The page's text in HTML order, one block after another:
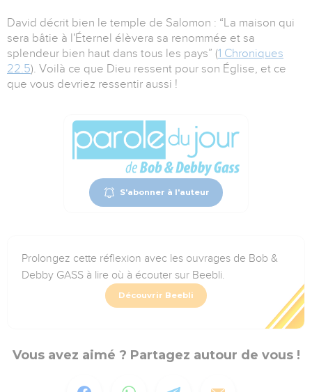
David décrit bien le temple de Salomon : “La maison qui
sera bâtie à l'Éternel élèvera sa renommée et sa
splendeur bien haut dans tous les pays” (1 Chroniques
22.5). Voilà ce que Dieu ressent pour son Église, et ce
que vous devriez ressentir aussi !
S'abonner à l'auteur
Prolongez cette réflexion avec les ouvrages de Bob &
Debby GASS à lire où à écouter sur Beebli.
Découvrir Beebli
Vous avez aimé ? Partagez autour de vous !